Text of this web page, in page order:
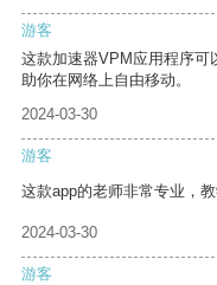
游客
这款加速器VPM应用程序可
助你在网络上自由移动。
2024-03-30
游客
这款app的老师非常专业，
2024-03-30
游客